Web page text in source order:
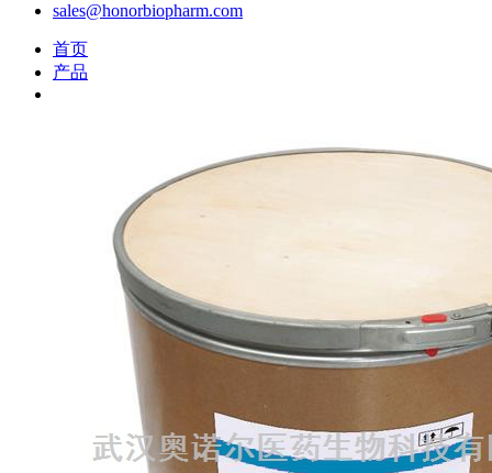
sales@honorbiopharm.com
首页
产品